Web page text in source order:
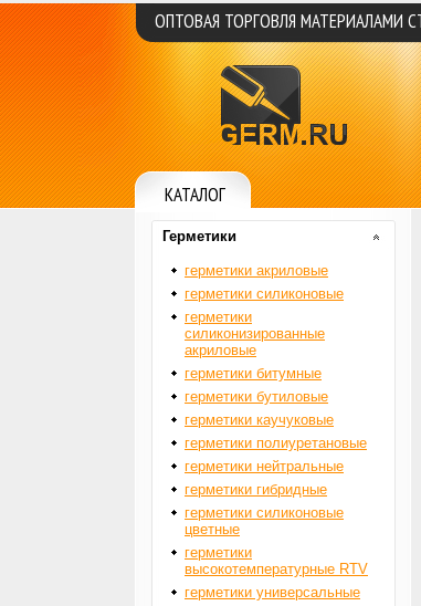
Герметики
герметики акриловые
герметики силиконовые
герметики
силиконизированные
акриловые
герметики битумные
герметики бутиловые
герметики каучуковые
герметики полиуретановые
герметики нейтральные
герметики гибридные
герметики силиконовые
цветные
герметики
высокотемпературные RTV
герметики универсальные
ОПТОВАЯ ТОРГОВЛЯ
КАТАЛОГ